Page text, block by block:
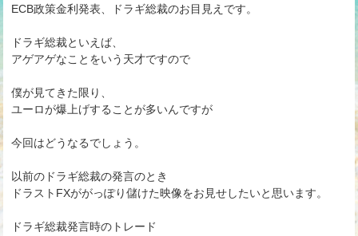
ECB政策金利発表、ドラギ総裁のお目見えです。
ドラギ総裁といえば、
アゲアゲなことをいう天才ですので
僕が見てきた限り、
ユーロが爆上げすることが多いんですが
今回はどうなるでしょう。
以前のドラギ総裁の発言のとき
ドラストFXががっぽり儲けた映像をお見せしたいと思います。
ドラギ総裁発言時のトレード